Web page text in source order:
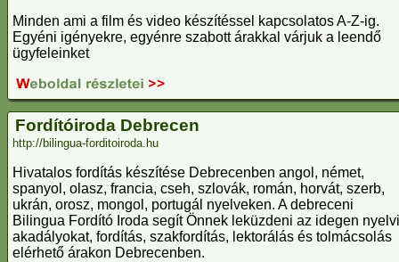
Minden ami a film és video készítéssel kapcsolatos A-Z-ig.
Egyéni igényekre, egyénre szabott árakkal várjuk a leendő
ügyfeleinket
Fordítóiroda Debrecen
http://bilingua-forditoiroda.hu
Hivatalos fordítás készítése Debrecenben angol, német,
spanyol, olasz, francia, cseh, szlovák, román, horvát, szerb,
ukrán, orosz, mongol, portugál nyelveken. A debreceni
Bilingua Fordító Iroda segít Önnek leküzdeni az idegen nyelvi
akadályokat, fordítás, szakfordítás, lektorálás és tolmácsolás
elérhető árakon Debrecenben.